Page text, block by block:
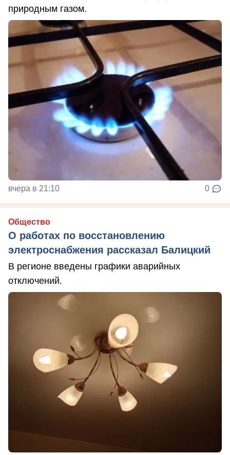
природным газом.
вчера в 21:10 0
Общество
О работах по восстановлению
электроснабжения рассказал Балицкий
В регионе введены графики аварийных
отключений.